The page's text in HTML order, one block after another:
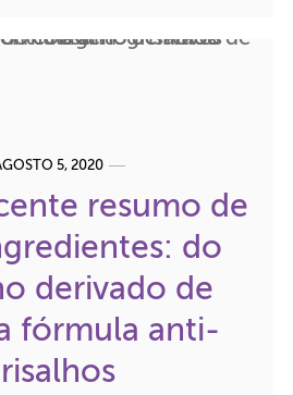
5, 2020
resumo de
do
derivado de
fórmula anti-